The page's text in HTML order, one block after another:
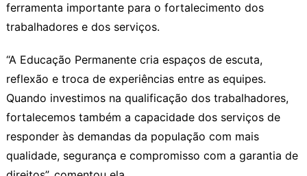
ferramenta importante para o fortalecimento dos
trabalhadores e dos serviços.
“A Educação Permanente cria espaços de escuta,
reflexão e troca de experiências entre as equipes.
Quando investimos na qualificação dos trabalhadores,
fortalecemos também a capacidade dos serviços de
responder às demandas da população com mais
qualidade, segurança e compromisso com a garantia de